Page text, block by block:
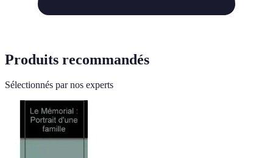
Produits recommandés
Sélectionnés par nos experts